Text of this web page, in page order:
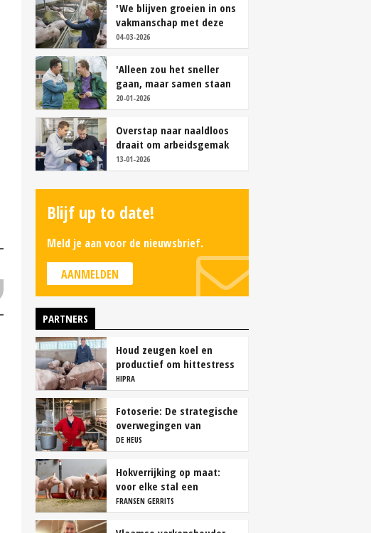
'We blijven groeien in ons
vakmanschap met deze
teamaanpak'
04-03-2026
'Alleen zou het sneller
gaan, maar samen staan
we stukken sterker'
20-01-2026
Overstap naar naaldloos
draait om arbeidsgemak
en diervriendelijkheid
13-01-2026
Blijf up to date!
Meld je aan voor de nieuwsbrief.
AANMELDEN
PARTNERS
Houd zeugen koel en
productief om hittestress
te voorkomen
HIPRA
Fotoserie: De strategische
overwegingen van
varkensbedrijf Gerrits
DE HEUS
Hokverrijking op maat:
voor elke stal een
oplossing
FRANSEN GERRITS